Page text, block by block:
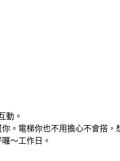
動。
。電梯你也不用擔心不會搭
～工作日。